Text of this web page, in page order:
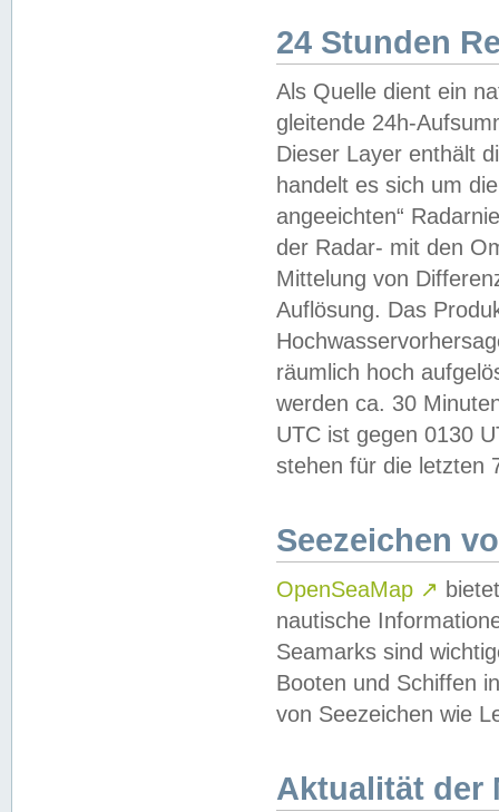
24 Stunden
Als Quelle dient ein
gleitende 24h-
Dieser Layer enthält
handelt es sich um
angeeichten“
der Radar- mit den
Mittelung von
Auflösung. Das
räumlich hoch
werden ca. 30
UTC ist gegen 0130
stehen für die letzten
Seezeichen
OpenSeaMap ↗
nautische
Seamarks sind
Booten und Schiffen
von Seezeichen wie
Aktualität der